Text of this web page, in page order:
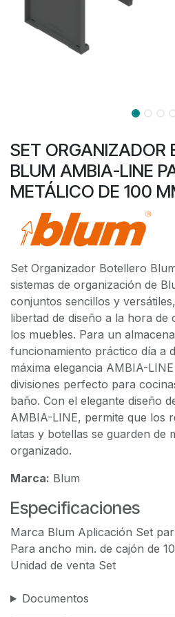
SET ORGANIZADOR
BLUM AMBIA-LINE
METÁLICO DE 100
Set Organizador Botellero
sistemas de organización de
conjuntos sencillos y
libertad de diseño a la hora de
los muebles. Para un
funcionamiento práctico día a
máxima elegancia AMBIA-
divisiones perfecto para
baño. Con el elegante diseño
AMBIA-LINE, permite que los
latas y botellas se guarden de
organizado.
Marca: Blum
Especificaciones
Marca Blum Aplicación Set
Para ancho min. de cajón de
Unidad de venta Set
Documentos